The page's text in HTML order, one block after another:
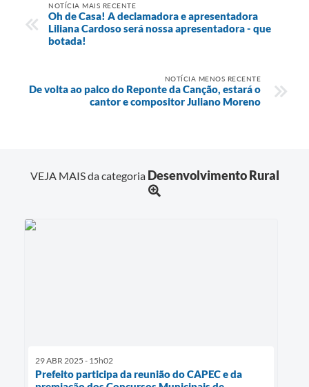
NOTÍCIA MAIS RECENTE
Oh de Casa! A declamadora e apresentadora
Liliana Cardoso será nossa apresentadora - que
botada!
NOTÍCIA MENOS RECENTE
De volta ao palco do Reponte da Canção, estará o
cantor e compositor Juliano Moreno
VEJA MAIS da categoria Desenvolvimento Rural
29 ABR 2025 - 15h02
Prefeito participa da reunião do CAPEC e da